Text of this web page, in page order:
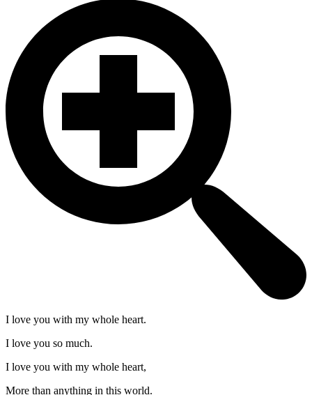
I love you with my whole heart.
I love you so much.
I love you with my whole heart,
More than anything in this world.